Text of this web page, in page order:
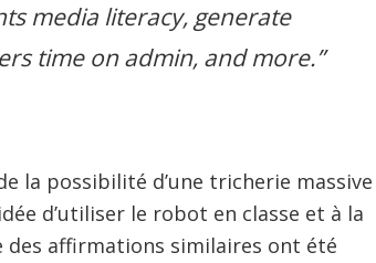
media literacy, generate
time on admin, and more.”
la possibilité d’une tricherie massive
d’utiliser le robot en classe et à la
des affirmations similaires ont été